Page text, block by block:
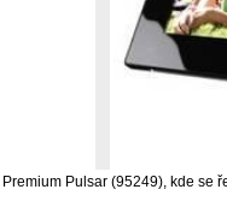
Pulsar (95249), kde se